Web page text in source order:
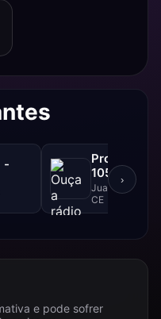
-
Progresso
105.1 FM
Juazeiro Do
CE
›
e pode sofrer